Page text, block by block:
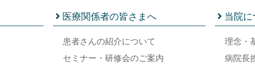
医療関係者の皆さまへ
患者さんの紹介について
セミナー・研修会のご案内
当院に
理念・
病院長